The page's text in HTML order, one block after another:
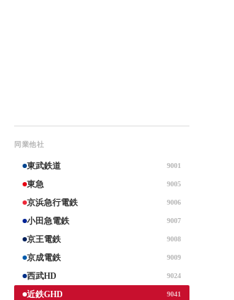
同業他社
東武鉄道 9001
東急 9005
京浜急行電鉄 9006
小田急電鉄 9007
京王電鉄 9008
京成電鉄 9009
西武HD 9024
近鉄GHD 9041